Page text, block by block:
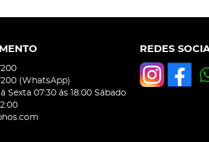
(WhatsApp)
Sexta 07:30 ás 18:00 Sábado
REDES